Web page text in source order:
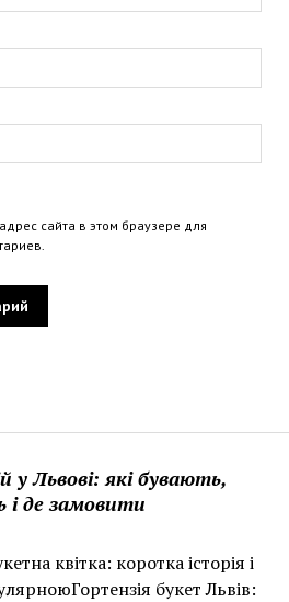
у Львові: які бувають,
і де замовити
квітка: коротка історія і
букет Львів:
сайта в этом браузере для